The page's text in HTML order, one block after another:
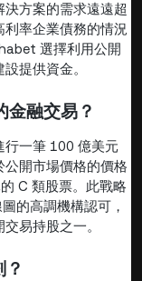
方案的需求遠遠超
率企業債務的情況
選擇利用公開
提供資金。
金融交易？
行一筆 100 億美元
開市場價格的價格
C 類股票。此戰略
的高調機構認可，
易持股之一。